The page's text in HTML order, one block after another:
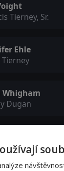
Tierney, Sr.
Ehle
Whigham
Dugan
Dominguez